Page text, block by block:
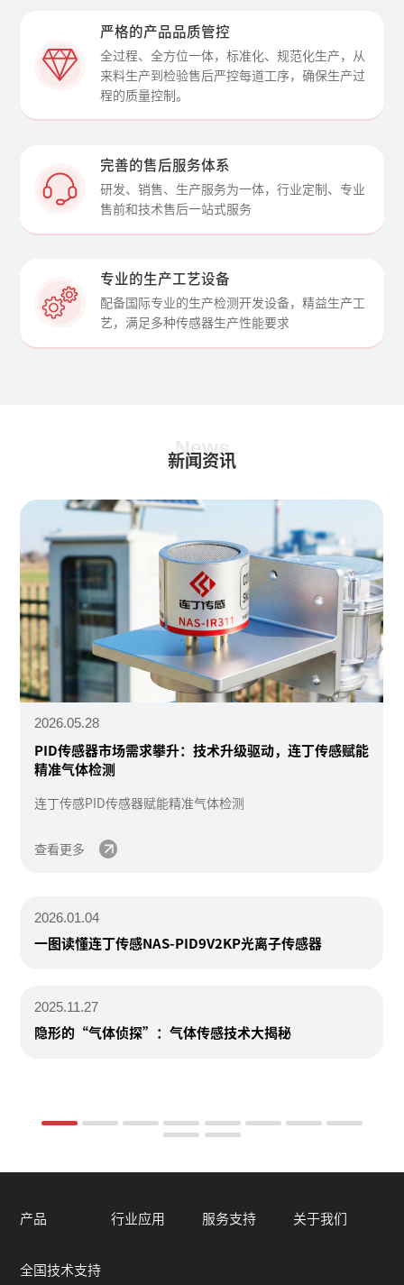
严格的产品品质管控
全过程、全方位一体，标准化、规范化生产，从
来料生产到检验售后严控每道工序，确保生产过
程的质量控制。
完善的售后服务体系
研发、销售、生产服务为一体，行业定制、专业
售前和技术售后一站式服务
专业的生产工艺设备
配备国际专业的生产检测开发设备，精益生产工
艺，满足多种传感器生产性能要求
News
新闻资讯
2026.05.28
PID传感器市场需求攀升：技术升级驱动，连丁传感赋能
精准气体检测
连丁传感PID传感器赋能精准气体检测
查看更多
2026.01.04
一图读懂连丁传感NAS-PID9V2KP光离子传感器
2025.11.27
隐形的“气体侦探”：气体传感技术大揭秘
产品 行业应用 服务支持 关于我们
全国技术支持